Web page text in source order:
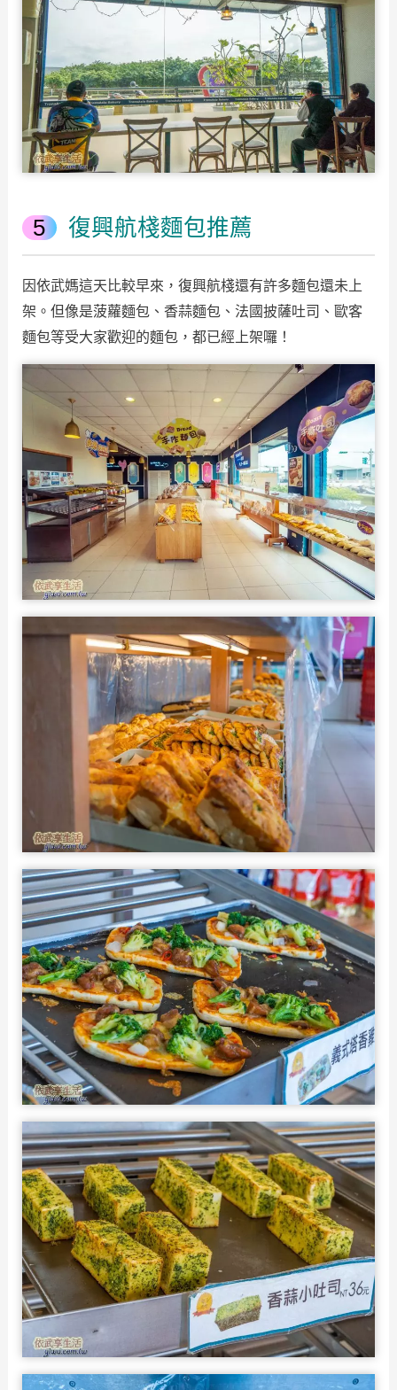
復興航棧麵包推薦
因依武媽這天比較早來，復興航棧還有許多麵包還未上
架。但像是菠蘿麵包、香蒜麵包、法國披薩吐司、歐客
麵包等受大家歡迎的麵包，都已經上架囉！